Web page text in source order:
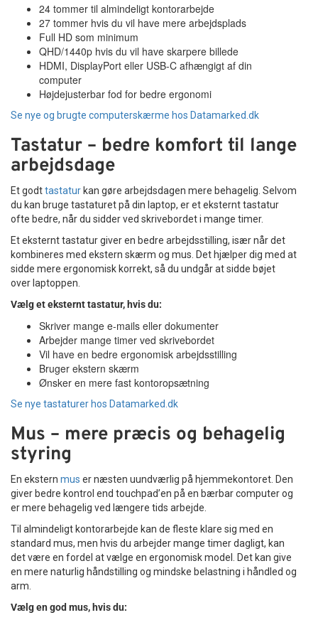
24 tommer til almindeligt kontorarbejde
27 tommer hvis du vil have mere arbejdsplads
Full HD som minimum
QHD/1440p hvis du vil have skarpere billede
HDMI, DisplayPort eller USB-C afhængigt af din
computer
Højdejusterbar fod for bedre ergonomi
Se nye og brugte computerskærme hos Datamarked.dk
Tastatur – bedre komfort til lange
arbejdsdage
Et godttastatur kan gøre arbejdsdagen mere behagelig. Selvom
du kan bruge tastaturet på din laptop, er et eksternt tastatur
ofte bedre, når du sidder ved skrivebordet i mange timer.
Et eksternt tastatur giver en bedre arbejdsstilling, især når det
kombineres med ekstern skærm og mus. Det hjælper dig med at
sidde mere ergonomisk korrekt, så du undgår at sidde bøjet
over laptoppen.
Vælg et eksternt tastatur, hvis du:
Skriver mange e-mails eller dokumenter
Arbejder mange timer ved skrivebordet
Vil have en bedre ergonomisk arbejdsstilling
Bruger ekstern skærm
Ønsker en mere fast kontoropsætning
Se nye tastaturer hos Datamarked.dk
Mus – mere præcis og behagelig
styring
En ekstern mus er næsten uundværlig på hjemmekontoret. Den
giver bedre kontrol end touchpad’en på en bærbar computer og
er mere behagelig ved længere tids arbejde.
Til almindeligt kontorarbejde kan de fleste klare sig med en
standard mus, men hvis du arbejder mange timer dagligt, kan
det være en fordel at vælge en ergonomisk model. Det kan give
en mere naturlig håndstilling og mindske belastning i håndled og
arm.
Vælg en god mus, hvis du: